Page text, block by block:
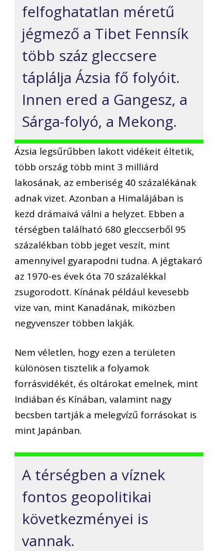
felfoghatatlan méretű
jégmező a Tibet Fennsík
több száz gleccsere
táplálja Ázsia fő folyóit.
Innen ered a Gangesz, a
Sárga-folyó, a Mekong.
Ázsia legsűrűbben lakott vidékeit éltetik,
több ország több mint 3 milliárd
lakosának, az emberiség 40 százalékának
adnak vizet. Azonban a Himalájában is
kezd drámaivá válni a helyzet. Ebben a
térségben található 680 gleccserből 95
százalékban több jeget veszít, mint
amennyivel gyarapodni tudna. A jégtakaró
az 1970-es évek óta 70 százalékkal
zsugorodott. Kínának például kevesebb
vize van, mint Kanadának, miközben
negyvenszer többen lakják.
Nem véletlen, hogy ezen a területen
különösen tisztelik a folyamok
forrásvidékét, és oltárokat emelnek, mint
Indiában és Kínában, valamint nagy
becsben tartják a melegvízű forrásokat is
mint Japánban.
A térségben a víznek
fontos geopolitikai
következményei is
vannak.